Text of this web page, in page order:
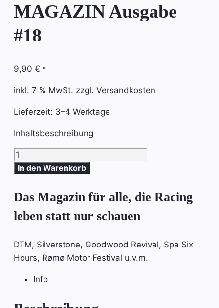
MAGAZIN Ausgabe
#18
9,90 € *
inkl. 7 % MwSt. zzgl. Versandkosten
Lieferzeit: 3–4 Werktage
Inhaltsbeschreibung
SLICKPIX
CURBS
Ausgabe
Menge
In den Warenkorb
Das Magazin für alle, die Racing
leben statt nur schauen
DTM, Silverstone, Goodwood Revival, Spa Six
Hours, Rømø Motor Festival u.v.m.
Info